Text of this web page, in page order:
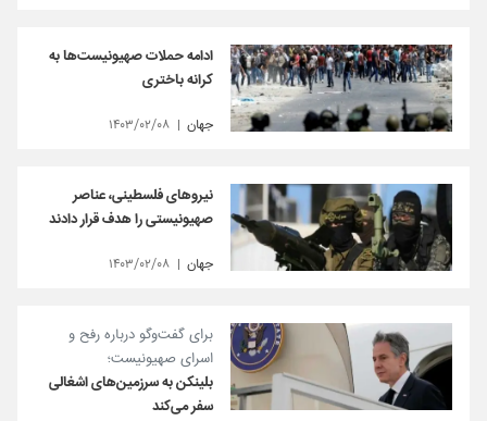
ادامه حملات صهیونیست‌ها به
کرانه باختری
جهان ۱۴۰۳/۰۲/۰۸
نیروهای فلسطینی، عناصر
صهیونیستی را هدف قرار دادند
جهان ۱۴۰۳/۰۲/۰۸
برای گفت‌وگو درباره رفح و
اسرای صهیونیست؛
بلینکن به سرزمین‌های اشغالی
سفر می‌کند